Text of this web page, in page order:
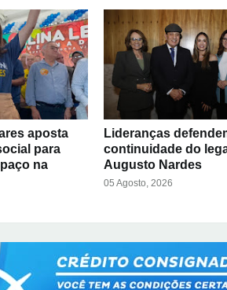
aposta
para
na
Lideranças
continuidade do
Augusto Nardes
05 Agosto, 2026